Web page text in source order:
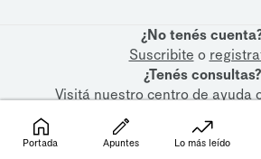
¿No tenés
Suscribite o
¿Tenés consultas?
Visitá nuestrocentro de ayuda
Portada Apuntes Lo más leído